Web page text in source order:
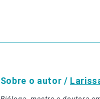
Sobre o autor /